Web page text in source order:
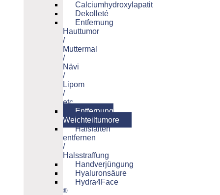
Calciumhydroxylapatit
Dekolleté
Entfernung
Hauttumor
/
Muttermal
/
Nävi
/
Lipom
/
etc.
Entfernung
Weichteiltumore
Halsfalten
entfernen
/
Halsstraffung
Handverjüngung
Hyaluronsäure
Hydra4Face
®